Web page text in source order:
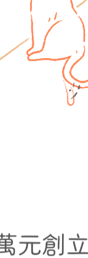
元創立